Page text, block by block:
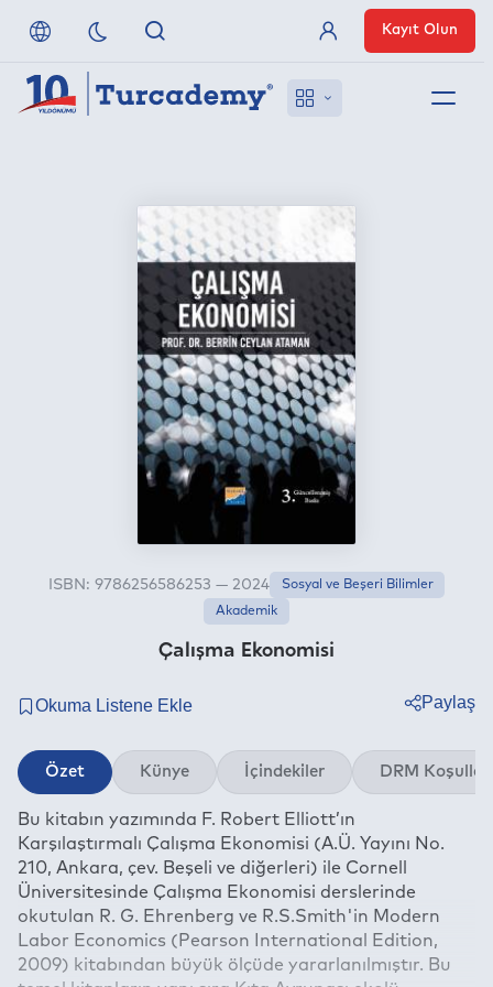
Uzaktan Erişim
Nasıl Erişirim
Anlaşmalı Yayınevleri
Üye Girişi
Kayıt Olun
Çalışma Ekonomisi
ISBN: 9786256586253 — 2024
Sosyal ve Beşeri Bilimler
Akademik
Paylaş
Twitter
Whatsapp
Telegram
E-mail
Özet Künye İçindekiler DRM Koşulları
Bu kitabın yazımında F. Robert Elliott’ın
Karşılaştırmalı Çalışma Ekonomisi (A.Ü. Yayını No.
210, Ankara, çev. Beşeli ve diğerleri) ile Cornell
Üniversitesinde Çalışma Ekonomisi derslerinde
okutulan R. G. Ehrenberg ve R.S.Smith'in Modern
Labor Economics (Pearson International Edition,
2009) kitabından büyük ölçüde yararlanılmıştır. Bu